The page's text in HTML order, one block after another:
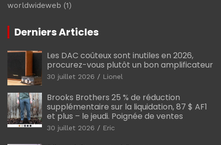
worldwideweb (1)
Derniers Articles
Les DAC coûteux sont inutiles en 2026,
procurez-vous plutôt un bon amplificateur
30 juillet 2026 Lionel
Brooks Brothers 25 % de réduction
supplémentaire sur la liquidation, 87 $ AF1
et plus – le jeudi. Poignée de ventes
30 juillet 2026 Eric